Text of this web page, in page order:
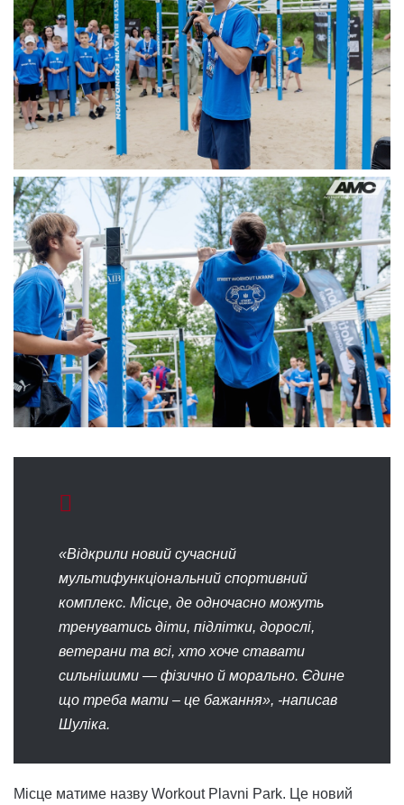
«Відкрили новий сучасний
мультифункціональний спортивний
комплекс. Місце, де одночасно можуть
тренуватись діти, підлітки, дорослі,
ветерани та всі, хто хоче ставати
сильнішими — фізично й морально. Єдине
що треба мати – це бажання», -написав
Шуліка.
Місце матиме назву Workout Plavni Park. Це новий